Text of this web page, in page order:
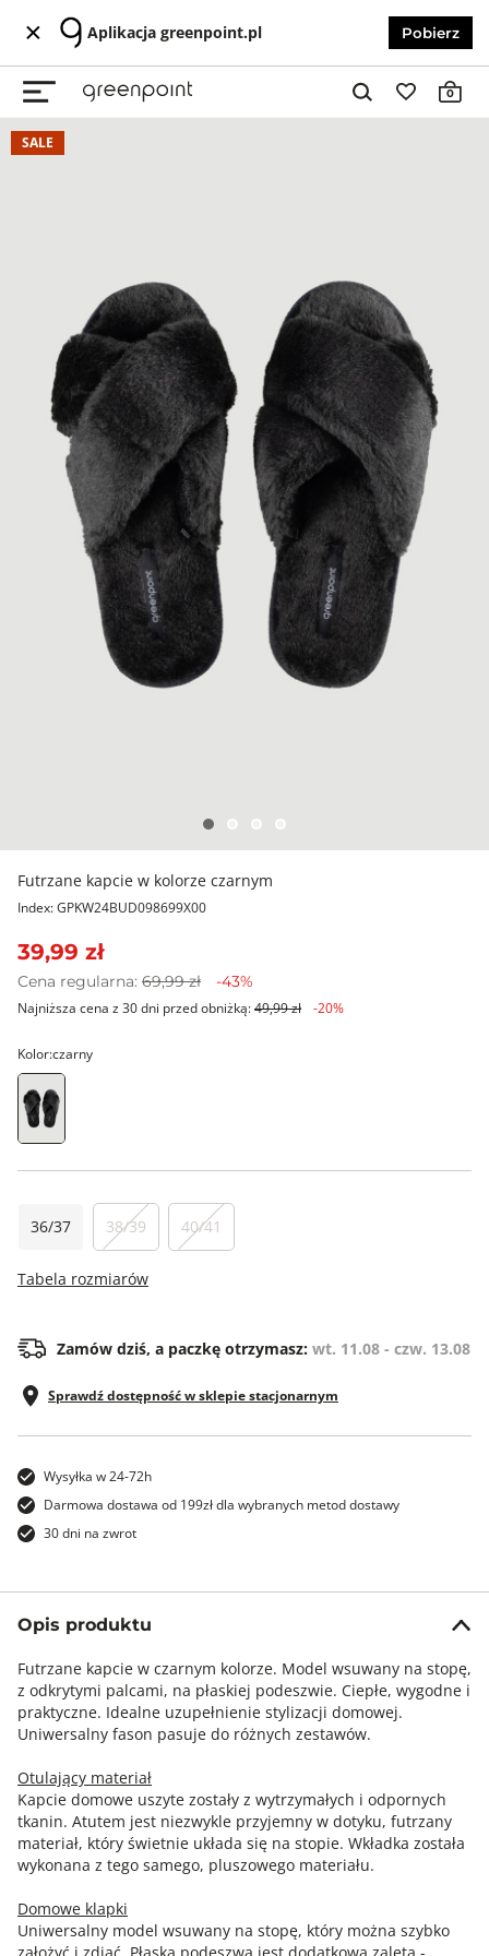
Aplikacja greenpoint.pl Pobierz
0
SALE
Futrzane kapcie w kolorze czarnym
Index: GPKW24BUD098699X00
39,99 zł
Cena regularna: 69,99 zł -43%
Najniższa cena z 30 dni przed obniżką:49,99 zł -20%
Kolor:czarny
36/37 38/39 40/41
Tabela rozmiarów
Zamów dziś, a paczkę otrzymasz: wt. 11.08 - czw. 13.08
Sprawdź dostępność w sklepie stacjonarnym
Wysyłka w 24-72h
Darmowa dostawa od 199zł dla wybranych metod dostawy
30 dni na zwrot
Opis produktu
Futrzane kapcie w czarnym kolorze. Model wsuwany na stopę,
z odkrytymi palcami, na płaskiej podeszwie. Ciepłe, wygodne i
praktyczne. Idealne uzupełnienie stylizacji domowej.
Uniwersalny fason pasuje do różnych zestawów.
Otulający materiał
Kapcie domowe uszyte zostały z wytrzymałych i odpornych
tkanin. Atutem jest niezwykle przyjemny w dotyku, futrzany
materiał, który świetnie układa się na stopie. Wkładka została
wykonana z tego samego, pluszowego materiału.
Domowe klapki
Uniwersalny model wsuwany na stopę, który można szybko
założyć i zdjąć. Płaska podeszwa jest dodatkową zaletą -